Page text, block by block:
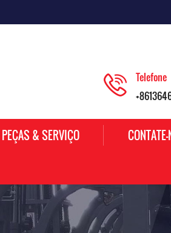
Telefone
PEÇAS & SERVIÇO